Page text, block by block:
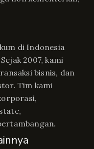
di Indonesia
2007, kami
bisnis, dan
Tim kami